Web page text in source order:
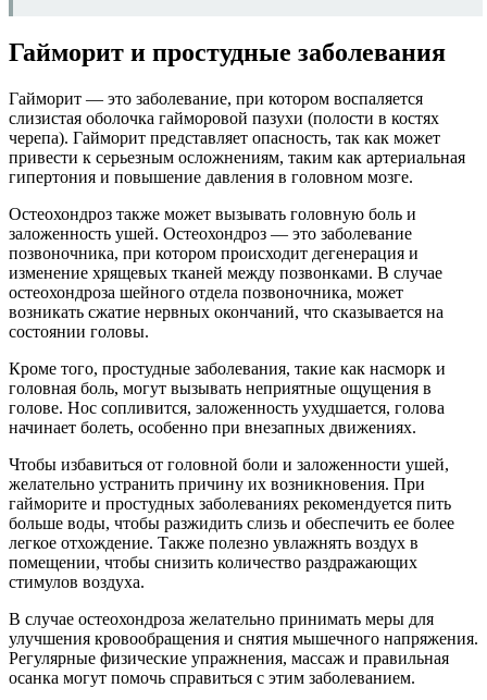
Гайморит и простудные заболевания
Гайморит — это заболевание, при котором воспаляется
слизистая оболочка гайморовой пазухи (полости в костях
черепа). Гайморит представляет опасность, так как может
привести к серьезным осложнениям, таким как артериальная
гипертония и повышение давления в головном мозге.
Остеохондроз также может вызывать головную боль и
заложенность ушей. Остеохондроз — это заболевание
позвоночника, при котором происходит дегенерация и
изменение хрящевых тканей между позвонками. В случае
остеохондроза шейного отдела позвоночника, может
возникать сжатие нервных окончаний, что сказывается на
состоянии головы.
Кроме того, простудные заболевания, такие как насморк и
головная боль, могут вызывать неприятные ощущения в
голове. Нос сопливится, заложенность ухудшается, голова
начинает болеть, особенно при внезапных движениях.
Чтобы избавиться от головной боли и заложенности ушей,
желательно устранить причину их возникновения. При
гайморите и простудных заболеваниях рекомендуется пить
больше воды, чтобы разжидить слизь и обеспечить ее более
легкое отхождение. Также полезно увлажнять воздух в
помещении, чтобы снизить количество раздражающих
стимулов воздуха.
В случае остеохондроза желательно принимать меры для
улучшения кровообращения и снятия мышечного напряжения.
Регулярные физические упражнения, массаж и правильная
осанка могут помочь справиться с этим заболеванием.